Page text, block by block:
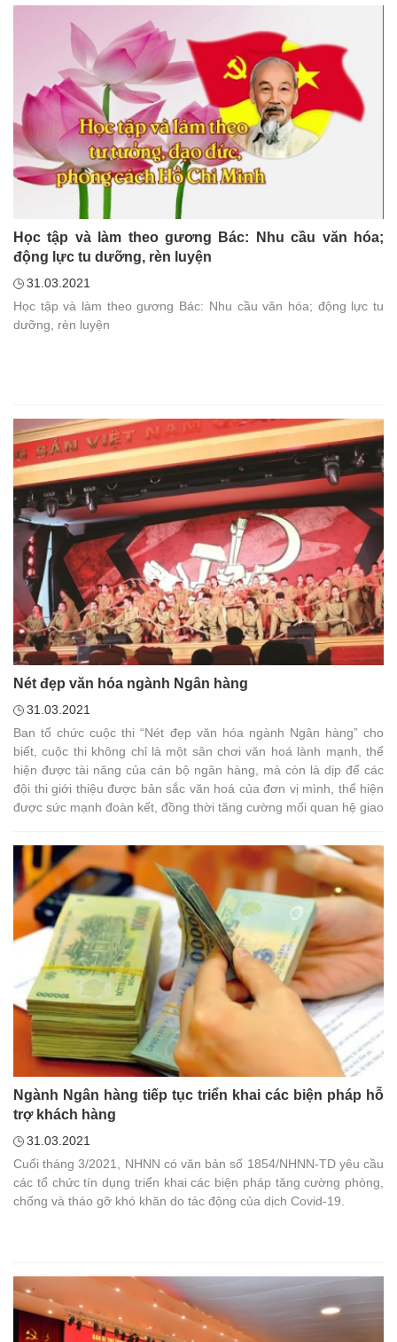
Học tập và làm theo gương Bác: Nhu cầu văn hóa;
động lực tu dưỡng, rèn luyện
31.03.2021
Học tập và làm theo gương Bác: Nhu cầu văn hóa; động lực tu
dưỡng, rèn luyện
Nét đẹp văn hóa ngành Ngân hàng
31.03.2021
Ban tổ chức cuộc thi “Nét đẹp văn hóa ngành Ngân hàng” cho
biết, cuộc thi không chỉ là một sân chơi văn hoá lành mạnh, thể
hiện được tài năng của cán bộ ngân hàng, mà còn là dịp để các
đội thi giới thiệu được bản sắc văn hoá của đơn vị mình, thể hiện
được sức mạnh đoàn kết, đồng thời tăng cường mối quan hệ giao
Ngành Ngân hàng tiếp tục triển khai các biện pháp hỗ
trợ khách hàng
31.03.2021
Cuối tháng 3/2021, NHNN có văn bản số 1854/NHNN-TD yêu cầu
các tổ chức tín dụng triển khai các biện pháp tăng cường phòng,
chống và tháo gỡ khó khăn do tác động của dịch Covid-19.